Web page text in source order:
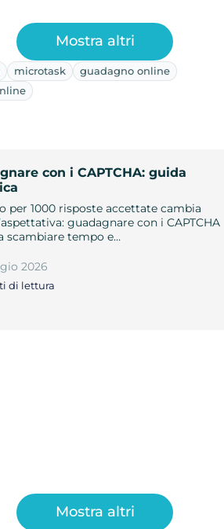
microtask
guadagno online
con i CAPTCHA: guida
per 1000 risposte accettate cambia
guadagnare con i CAPTCHA
scambiare tempo e…
2026
di lettura
Mostra altri
Mostra altri